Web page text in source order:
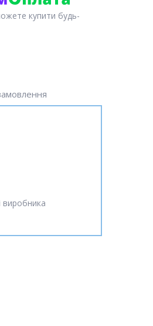
купити будь-
виробника